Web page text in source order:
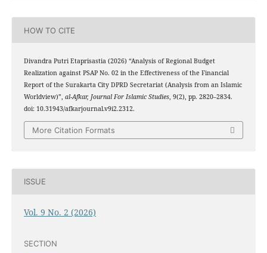
HOW TO CITE
Divandra Putri Etaprisastia (2026) “Analysis of Regional Budget
Realization against PSAP No. 02 in the Effectiveness of the Financial
Report of the Surakarta City DPRD Secretariat (Analysis from an Islamic
Worldview)”, al-Afkar, Journal For Islamic Studies, 9(2), pp. 2820–2834.
doi: 10.31943/afkarjournal.v9i2.2312.
More Citation Formats
ISSUE
Vol. 9 No. 2 (2026)
SECTION